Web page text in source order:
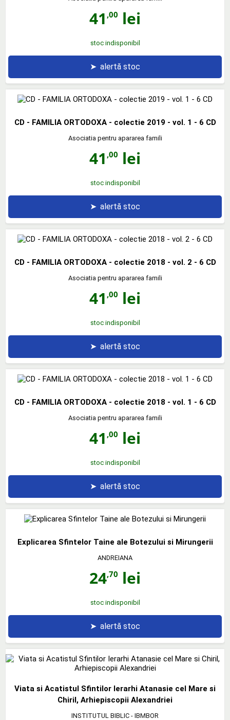
41 ,00 lei
stoc indisponibil
➤ alertă stoc
CD - FAMILIA ORTODOXA - colectie 2019 - vol. 1 - 6 CD
Asociatia pentru apararea famili
41 ,00 lei
stoc indisponibil
➤ alertă stoc
CD - FAMILIA ORTODOXA - colectie 2018 - vol. 2 - 6 CD
Asociatia pentru apararea famili
41 ,00 lei
stoc indisponibil
➤ alertă stoc
CD - FAMILIA ORTODOXA - colectie 2018 - vol. 1 - 6 CD
Asociatia pentru apararea famili
41 ,00 lei
stoc indisponibil
➤ alertă stoc
Explicarea Sfintelor Taine ale Botezului si Mirungerii
ANDREIANA
24,70 lei
stoc indisponibil
➤ alertă stoc
Viata si Acatistul Sfintilor Ierarhi Atanasie cel Mare si
Chiril, Arhiepiscopii Alexandriei
INSTITUTUL BIBLIC - IBMBOR